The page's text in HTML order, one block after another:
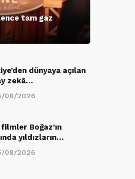
tam gaz
dünyaya açılan
zekâ…
08/2026
Boğaz’ın
yıldızların…
08/2026